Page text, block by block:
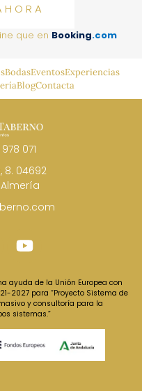
que en Booking.com
BodasEventosExperiencias
BlogContacta
071
8. 04692
ayuda de la Unión Europea con
2027 para “Proyecto Sistema de
y consultoría para la
sistemas.”